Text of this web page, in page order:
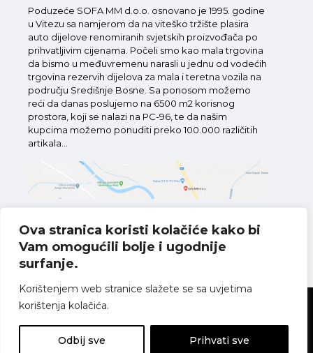
Ova stranica koristi kolačiće kako bi
Vam omogućili bolje i ugodnije
surfanje.
Korištenjem web stranice slažete se sa uvjetima
korištenja kolačića.
Odbij sve Prihvati sve
Poduzeće SOFA MM d.o.o. osnovano je 1995. godine
u Vitezu sa namjerom da na viteško tržište plasira
auto dijelove renomiranih svjetskih proizvođača po
prihvatljivim cijenama. Počeli smo kao mala trgovina
da bismo u međuvremenu narasli u jednu od vodećih
trgovina rezervih dijelova za mala i teretna vozila na
području Središnje Bosne. Sa ponosom možemo
reći da danas poslujemo na 6500 m2 korisnog
prostora, koji se nalazi na PC-96, te da našim
kupcima možemo ponuditi preko 100.000 različitih
artikala...
Pronađite nas na karti
Sva prava pridržana
privatnosti
Uvjeti korištenja